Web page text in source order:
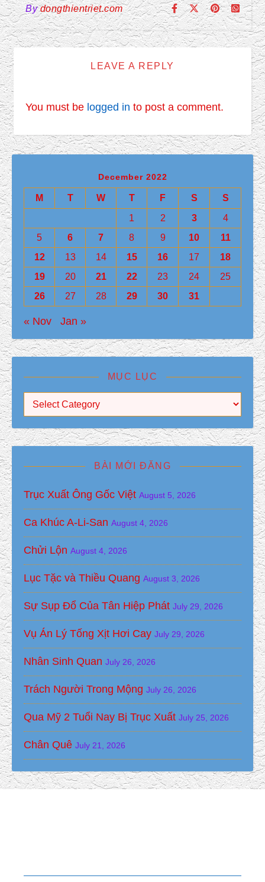
Bydongthientriet.com
LEAVE A REPLY
You must be logged in to post a comment.
December 2022
M T W T F S
S
1
2 3
4
5
6 7 8 9 10
11
12
13 14 15 16 17
18
19
20 21 22 23 24
25
26
27 28 29 30 31
« Nov Jan »
MỤC LỤC
BÀI MỚI ĐĂNG
Trục Xuất Ông Gốc Việt August 5, 2026
Ca Khúc A-Li-San August 4, 2026
Chửi Lộn August 4, 2026
Lục Tặc và Thiều Quang August 3, 2026
Sự Sụp Đổ Của Tân Hiệp Phát July 29, 2026
Vụ Án Lý Tống Xịt Hơi Cay July 29, 2026
Nhân Sinh Quan July 26, 2026
Trách Người Trong Mộng July 26, 2026
Qua Mỹ 2 Tuổi Nay Bị Trục Xuất July 25, 2026
Chân Quê July 21, 2026